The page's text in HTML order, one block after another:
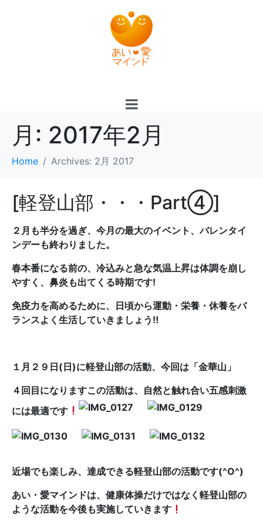
月: 2017年2月
Home Archives: 2月 2017
[軽登山部・・・Part④]
２月も半分を過ぎ、今月の最大のイベント、バレンタイ
ンデーも終わりました。
春本番になる前の、冷込みと急な気温上昇は体調を崩し
やすく、鼻炎も出てくる時期です!
免疫力を高めるために、日頃から運動・栄養・休養をバ
ランスよく生活していきましょう‼︎
１月２９日(日)に軽登山部の活動、今回は「金華山」
４回目になりますこの活動は、自然と触れ合い五感刺激
には最適です
近場でも楽しみ、達成できる軽登山部の活動です(^O^)
あい・愛マインドは、健康体操だけではなく軽登山部の
ような活動を今後も実施していきます